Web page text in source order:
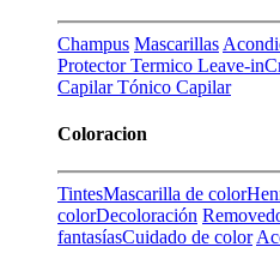
Champus Mascarillas
Protector Termico Leave-in
CapilarTónico Capilar
Coloracion
TintesMascarilla de color
colorDecoloración
fantasíasCuidado de color